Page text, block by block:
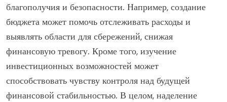
благополучия и безопасности. Например, создание
бюджета может помочь отслеживать расходы и
выявлять области для сбережений, снижая
финансовую тревогу. Кроме того, изучение
инвестиционных возможностей может
способствовать чувству контроля над будущей
финансовой стабильностью. В целом, наделение